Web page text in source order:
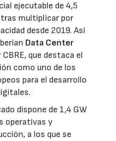
ejecutable de 4,5
tras multiplicar por
desde 2019. Así
Data Center
que destaca el
como uno de los
para el desarrollo
dispone de 1,4 GW
operativas y
a los que se